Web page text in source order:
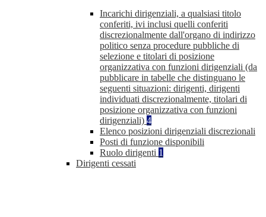
Incarichi dirigenziali, a qualsiasi titolo
conferiti, ivi inclusi quelli conferiti
discrezionalmente dall'organo di indirizzo
politico senza procedure pubbliche di
selezione e titolari di posizione
organizzativa con funzioni dirigenziali (da
pubblicare in tabelle che distinguano le
seguenti situazioni: dirigenti, dirigenti
individuati discrezionalmente, titolari di
posizione organizzativa con funzioni
dirigenziali) 4
Elenco posizioni dirigenziali discrezionali
Posti di funzione disponibili
Ruolo dirigenti 1
Dirigenti cessati